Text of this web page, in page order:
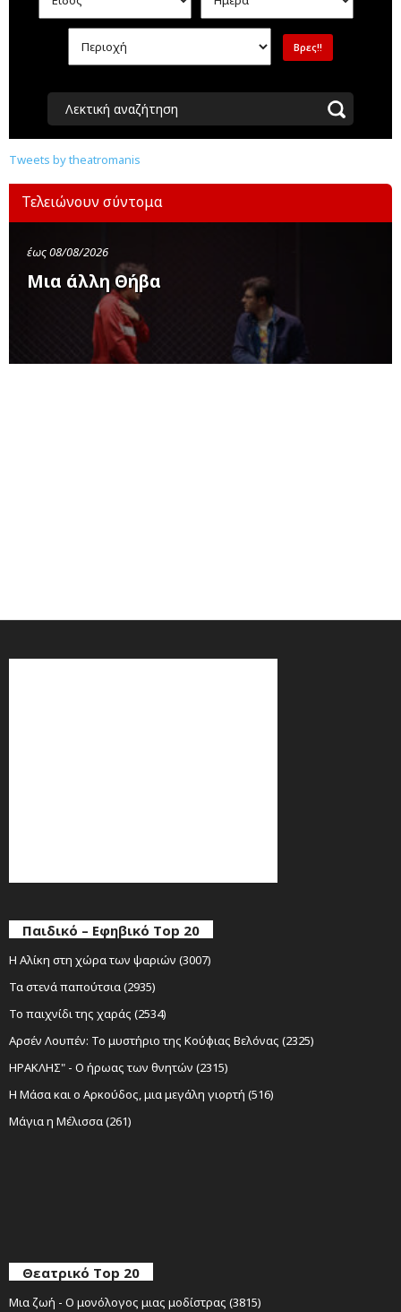
Λεκτική αναζήτηση
Tweets by theatromanis
Τελειώνουν σύντομα
έως 08/08/2026
Μια άλλη Θήβα
Παιδικό – Εφηβικό Top 20
Η Αλίκη στη χώρα των ψαριών (3007)
Τα στενά παπούτσια (2935)
Το παιχνίδι της χαράς (2534)
Αρσέν Λουπέν: Το μυστήριο της Κούφιας Βελόνας (2325)
ΗΡΑΚΛΗΣ" - Ο ήρωας των θνητών (2315)
Η Μάσα και ο Αρκούδος, μια μεγάλη γιορτή (516)
Μάγια η Μέλισσα (261)
Θεατρικό Top 20
Μια ζωή - Ο μονόλογος μιας μοδίστρας (3815)